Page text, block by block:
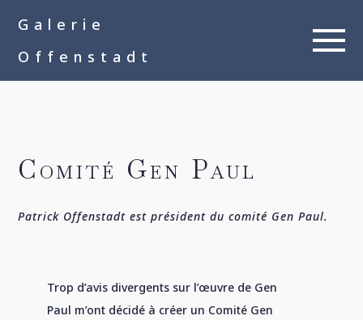
verification=__Kkl892DwMQgMkXsVxXcP8FPkKDh32a1qj3vnYFWbQ
Galerie
Offenstadt
Comité Gen Paul
Patrick Offenstadt est président du comité Gen Paul.
Trop d’avis divergents sur l’œuvre de Gen
Paul m’ont décidé à créer un Comité Gen